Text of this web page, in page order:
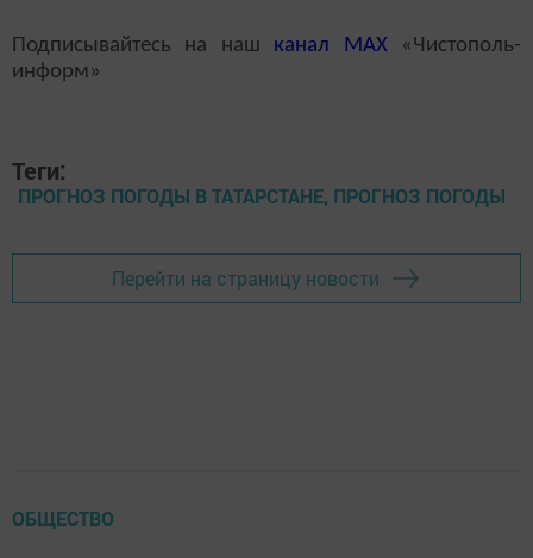
Подписывайтесь на наш канал MAX«Чистополь-
информ»
Теги:
ПРОГНОЗ ПОГОДЫ В ТАТАРСТАНЕ, ПРОГНОЗ ПОГОДЫ
Перейти на страницу новости
ОБЩЕСТВО